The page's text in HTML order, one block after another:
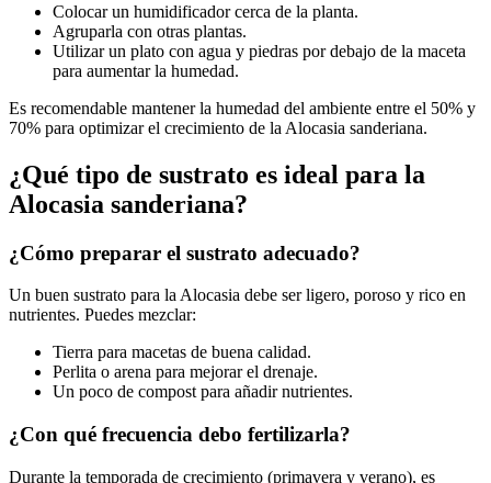
Colocar un humidificador cerca de la planta.
Agruparla con otras plantas.
Utilizar un plato con agua y piedras por debajo de la maceta
para aumentar la humedad.
Es recomendable mantener la humedad del ambiente entre el 50% y
70% para optimizar el crecimiento de la Alocasia sanderiana.
¿Qué tipo de sustrato es ideal para la
Alocasia sanderiana?
¿Cómo preparar el sustrato adecuado?
Un buen sustrato para la Alocasia debe ser ligero, poroso y rico en
nutrientes. Puedes mezclar:
Tierra para macetas de buena calidad.
Perlita o arena para mejorar el drenaje.
Un poco de compost para añadir nutrientes.
¿Con qué frecuencia debo fertilizarla?
Durante la temporada de crecimiento (primavera y verano), es